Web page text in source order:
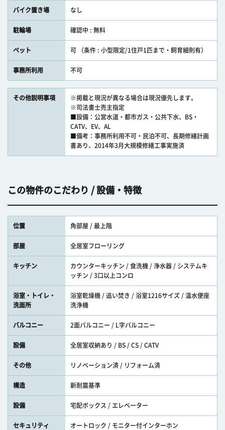
バイク置き場 なし
駐輪場 確認中 : 無料
ペット 可 （条件 : 小型限定/1住戸1匹まで・飼育細則有）
事務所利用 不可
その他説明事項
※掲載と現況が異なる場合は現況優先します。
※司法書士売主指定
■設備：公営水道・都市ガス・公共下水、BS・
CATV、EV、AL
■備考：事務所利用不可・民泊不可、長期修繕計画
書あり、2014年3月大規模修繕工事実施済
この物件のこだわり / 設備・特徴
位置 角部屋 / 最上階
部屋 全居室フローリング
キッチン
カウンターキッチン / 食洗機 / 浄水器 / システムキ
ッチン / 3口以上コンロ
浴室・トイレ・
洗面所
浴室乾燥機 / 追い焚き / 浴室1216サイズ / 温水便座
洗浄機
バルコニー 2面バルコニー / L字バルコニー
設備 全居室収納あり / BS / CS / CATV
その他 リノベーション済 / リフォーム済
構造 新耐震基準
設備 宅配ボックス / エレベーター
セキュリティ オートロック / モニター付インターホン